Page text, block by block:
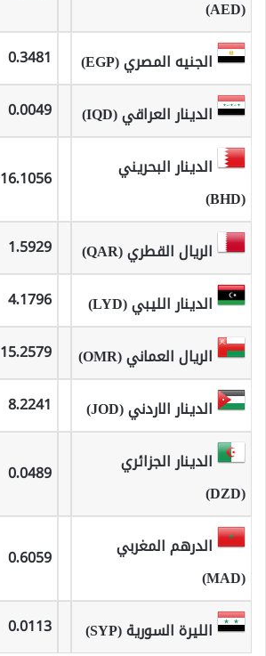
(AED)
الجنيه المصري (EGP) 0.3481
الدينار العراقي (IQD) 0.0049
الدينار البحريني
(BHD)
16.1056
الريال القطري (QAR) 1.5929
الدينار الليبي (LYD) 4.1796
الريال العماني (OMR) 15.2579
الدينار الاردني (JOD) 8.2241
الدينار الجزائري
(DZD)
0.0489
الدرهم المغربي
(MAD)
0.6059
الليرة السورية (SYP) 0.0113